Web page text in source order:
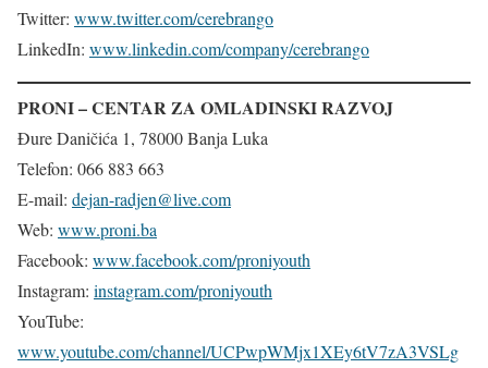
Twitter: www.twitter.com/cerebrango
LinkedIn: www.linkedin.com/company/cerebrango
PRONI – CENTAR ZA OMLADINSKI RAZVOJ
Đure Daničića 1, 78000 Banja Luka
Telefon: 066 883 663
E-mail: dejan-radjen@live.com
Web: www.proni.ba
Facebook: www.facebook.com/proniyouth
Instagram: instagram.com/proniyouth
YouTube:
www.youtube.com/channel/UCPwpWMjx1XEy6tV7zA3VSLg